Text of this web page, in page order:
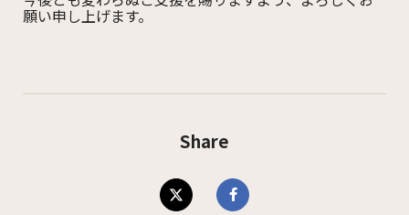
願い申し上げます。
Share